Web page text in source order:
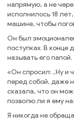
напрямую, а не
исполнилось 18
машине, чтобы
Он был
поступках. В конце
называть его папой.
«Он спросил: „Ну и
перед собой, даже
сказала, что он
позволю ли я ему
Я никогда не